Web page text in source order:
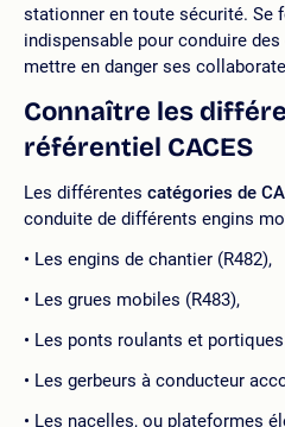
stationner en toute sécurité. Se
indispensable pour conduire
mettre en danger ses
Connaître les
référentiel CACES
Les différentes catégories de
conduite de différents engins
Les engins de chantier (R482),
Les grues mobiles (R483),
Les ponts roulants et portiques
Les gerbeurs à conducteur
Les nacelles, ou plateformes